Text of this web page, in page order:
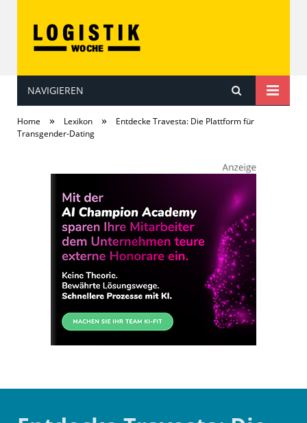
LOGISTIKwoche
NAVIGIEREN
Home » Lexikon »
Entdecke Travesta: Die Plattform für
Transgender-Dating